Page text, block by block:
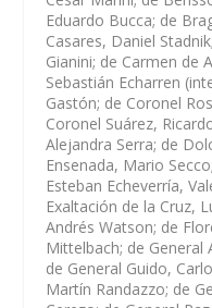
Eduardo Bucca; de
Casares, Daniel
Gianini; de Carmen de
Sebastián Echarren
Gastón; de Coronel
Coronel Suárez,
Alejandra Serra; de
Ensenada, Mario
Esteban Echeverría,
Exaltación de la Cruz,
Andrés Watson; de
Mittelbach; de General
de General Guido,
Martín Randazzo; de